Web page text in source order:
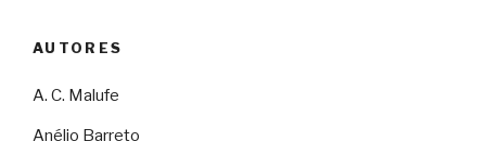
AUTORES
A. C. Malufe
Anélio Barreto